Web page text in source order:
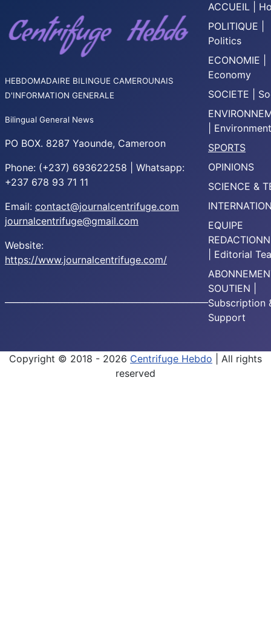
HEBDOMADAIRE BILINGUE CAMEROUNAIS
D'INFORMATION GENERALE
Bilingual General News
PO BOX. 8287 Yaounde, Cameroon
Phone: (+237) 693622258 | Whatsapp:
+237 678 93 71 11
Email: contact@journalcentrifuge.com
journalcentrifuge@gmail.com
Website:
https://www.journalcentrifuge.com/
ACCUEIL |
POLITIQUE |
Politics
ECONOMIE |
Economy
SOCIETE |
| Environment
SPORTS
OPINIONS
SCIENCE &
EQUIPE
| Editorial
SOUTIEN |
Subscription
Support
Copyright © 2018 - 2026 Centrifuge Hebdo | All rights
reserved